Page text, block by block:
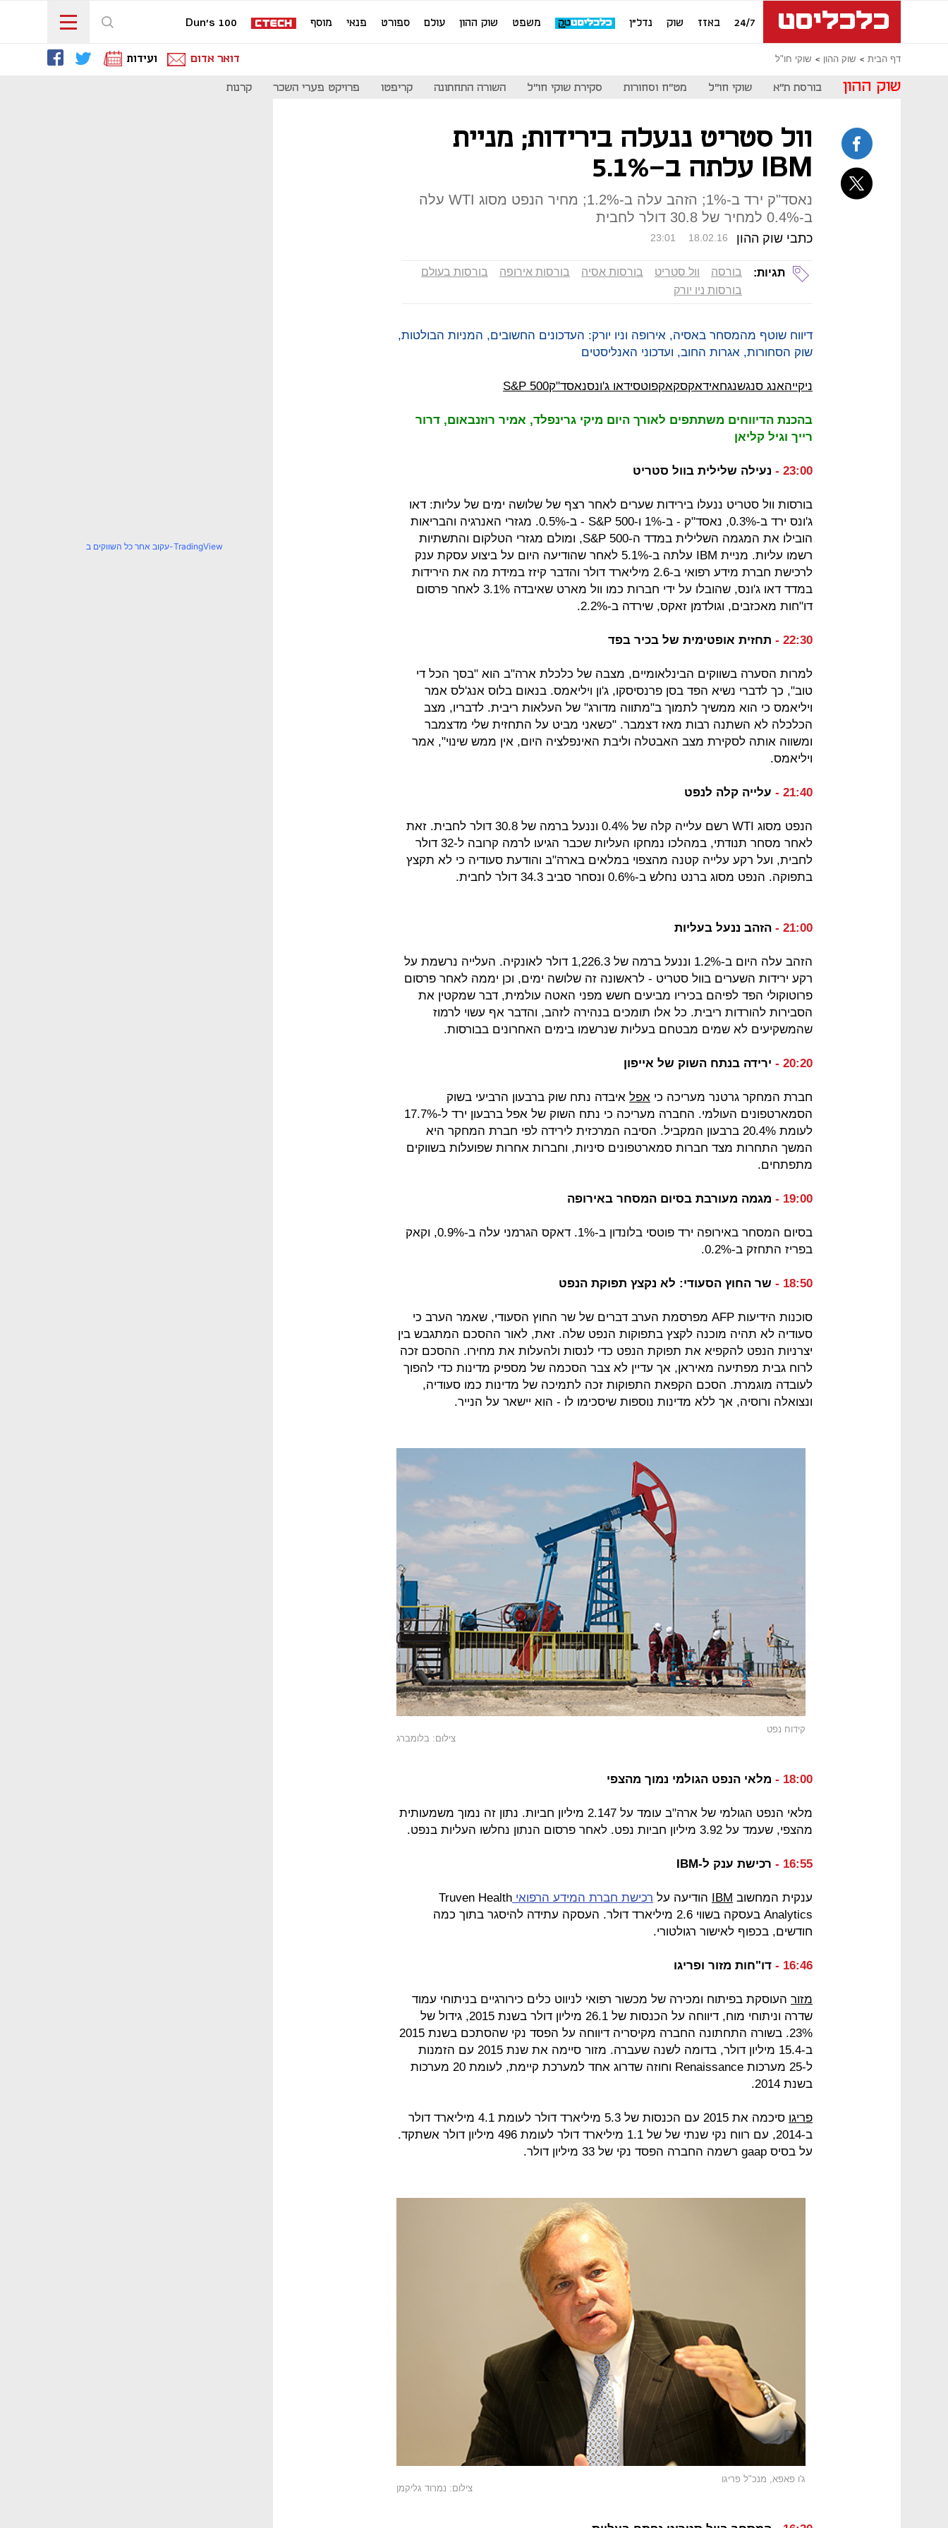
24/7 באזז שוק נדל"ן משפט שוק ההון עולם ספורט פנאי מוסף Dun's 100
דף הבית שוק ההון שוקי חו"ל דואר אדום ועידות
שוק ההון בורסת ת"א שוקי חו"ל מט"ח וסחורות סקירת שוקי חו"ל השורה התחתונה קריפטו פרויקט פערי השכר קרנות
וול סטריט ננעלה בירידות; מניית
IBM עלתה ב-5.1%
נאסד"ק ירד ב-1%; הזהב עלה ב-1.2%; מחיר הנפט מסוג WTI עלה
ב-0.4% למחיר של 30.8 דולר לחבית
כתבי שוק ההון 23:01 18.02.16
תגיות: בורסה וול סטריט בורסות אסיה בורסות אירופה
בורסות בעולם
בורסות ניו יורק
דיווח שוטף מהמסחר באסיה, אירופה וניו יורק: העדכונים החשובים, המניות הבולטות,
שוק הסחורות, אגרות החוב, ועדכוני האנליסטים
ניקייהאנג סנגשנגחאידאקסקאקפוטסידאו ג'ונסנאסד"קS&P 500
בהכנת הדיווחים משתתפים לאורך היום מיקי גרינפלד, אמיר רוזנבאום, דרור
רייך וגיל קליאן
23:00 - נעילה שלילית בוול סטריט
בורסות וול סטריט ננעלו בירידות שערים לאחר רצף של שלושה ימים של עליות: דאו
ג'ונס ירד ב-0.3%, נאסד"ק - ב-1% ו-S&P 500 - ב-0.5%. מגזרי האנרגיה והבריאות
הובילו את המגמה השלילית במדד ה-S&P 500, ומולם מגזרי הטלקום והתשתיות
רשמו עליות. מניית IBM עלתה ב-5.1% לאחר שהודיעה היום על ביצוע עסקת ענק
לרכישת חברת מידע רפואי ב-2.6 מיליארד דולר והדבר קיזז במידת מה את הירידות
במדד דאו ג'ונס, שהובלו על ידי חברות כמו וול מארט שאיבדה 3.1% לאחר פרסום
דו"חות מאכזבים, וגולדמן זאקס, שירדה ב-2.2%.
22:30 - תחזית אופטימית של בכיר בפד
למרות הסערה בשווקים הבינלאומיים, מצבה של כלכלת ארה"ב הוא "בסך הכל די
טוב", כך לדברי נשיא הפד בסן פרנסיסקו, ג'ון ויליאמס. בנאום בלוס אנג'לס אמר
ויליאמס כי הוא ממשיך לתמוך ב"מתווה מדורג" של העלאות ריבית. לדבריו, מצב
הכלכלה לא השתנה רבות מאז דצמבר. "כשאני מביט על התחזית שלי מדצמבר
ומשווה אותה לסקירת מצב האבטלה וליבת האינפלציה היום, אין ממש שינוי", אמר
ויליאמס.
21:40 - עלייה קלה לנפט
הנפט מסוג WTI רשם עלייה קלה של 0.4% וננעל ברמה של 30.8 דולר לחבית. זאת
לאחר מסחר תנודתי, במהלכו נמחקו העליות שכבר הגיעו לרמה קרובה ל-32 דולר
לחבית, ועל רקע עלייה קטנה מהצפוי במלאים בארה"ב והודעת סעודיה כי לא תקצץ
בתפוקה. הנפט מסוג ברנט נחלש ב-0.6% ונסחר סביב 34.3 דולר לחבית.
21:00 - הזהב ננעל בעליות
הזהב עלה היום ב-1.2% וננעל ברמה של 1,226.3 דולר לאונקיה. העלייה נרשמת על
רקע ירידות השערים בוול סטריט - לראשונה זה שלושה ימים, וכן יממה לאחר פרסום
פרוטוקולי הפד לפיהם בכיריו מביעים חשש מפני האטה עולמית, דבר שמקטין את
הסבירות להורדות ריבית. כל אלו תומכים בנהירה לזהב, והדבר אף עשוי לרמוז
שהמשקיעים לא שמים מבטחם בעליות שנרשמו בימים האחרונים בבורסות.
20:20 - ירידה בנתח השוק של אייפון
חברת המחקר גרטנר מעריכה כי אפל איבדה נתח שוק ברבעון הרביעי בשוק
הסמארטפונים העולמי. החברה מעריכה כי נתח השוק של אפל ברבעון ירד ל-17.7%
לעומת 20.4% ברבעון המקביל. הסיבה המרכזית לירידה לפי חברת המחקר היא
המשך התחרות מצד חברות סמארטפונים סיניות, וחברות אחרות שפועלות בשווקים
מתפתחים.
19:00 - מגמה מעורבת בסיום המסחר באירופה
בסיום המסחר באירופה ירד פוטסי בלונדון ב-1%. דאקס הגרמני עלה ב-0.9%, וקאק
בפריז התחזק ב-0.2%.
18:50 - שר החוץ הסעודי: לא נקצץ תפוקת הנפט
סוכנות הידיעות AFP מפרסמת הערב דברים של שר החוץ הסעודי, שאמר הערב כי
סעודיה לא תהיה מוכנה לקצץ בתפוקות הנפט שלה. זאת, לאור ההסכם המתגבש בין
יצרניות הנפט להקפיא את תפוקת הנפט כדי לנסות ולהעלות את מחירו. ההסכם זכה
לרוח גבית מפתיעה מאיראן, אך עדיין לא צבר הסכמה של מספיק מדינות כדי להפוך
לעובדה מוגמרת. הסכם הקפאת התפוקות זכה לתמיכה של מדינות כמו סעודיה,
ונצואלה ורוסיה, אך ללא מדינות נוספות שיסכימו לו - הוא יישאר על הנייר.
קידוח נפט
צילום: בלומברג
18:00 - מלאי הנפט הגולמי נמוך מהצפי
מלאי הנפט הגולמי של ארה"ב עומד על 2.147 מיליון חביות. נתון זה נמוך משמעותית
מהצפי, שעמד על 3.92 מיליון חביות נפט. לאחר פרסום הנתון נחלשו העליות בנפט.
16:55 - רכישת ענק ל-IBM
ענקית המחשוב IBM הודיעה על רכישת חברת המידע הרפואי Truven Health
Analytics בעסקה בשווי 2.6 מיליארד דולר. העסקה עתידה להיסגר בתוך כמה
חודשים, בכפוף לאישור רגולטורי.
16:46 - דו"חות מזור ופריגו
מזור העוסקת בפיתוח ומכירה של מכשור רפואי לניווט כלים כירורגיים בניתוחי עמוד
שדרה וניתוחי מוח, דיווחה על הכנסות של 26.1 מיליון דולר בשנת 2015, גידול של
23%. בשורה התחתונה החברה מקיסריה דיווחה על הפסד נקי שהסתכם בשנת 2015
ב-15.4 מיליון דולר, בדומה לשנה שעברה. מזור סיימה את שנת 2015 עם הזמנות
ל-25 מערכות Renaissance וחוזה שדרוג אחד למערכת קיימת, לעומת 20 מערכות
בשנת 2014.
פריגו
סיכמה את 2015 עם הכנסות של 5.3 מיליארד דולר לעומת 4.1 מיליארד דולר
ב-2014, עם רווח נקי שנתי של של 1.1 מיליארד דולר לעומת 496 מיליון דולר אשתקד.
על בסיס gaap רשמה החברה הפסד נקי של 33 מיליון דולר.
ג'ו פאפא, מנכ"ל פריגו
צילום: נמרוד גליקמן
עקוב אחר כל השווקים ב-TradingView